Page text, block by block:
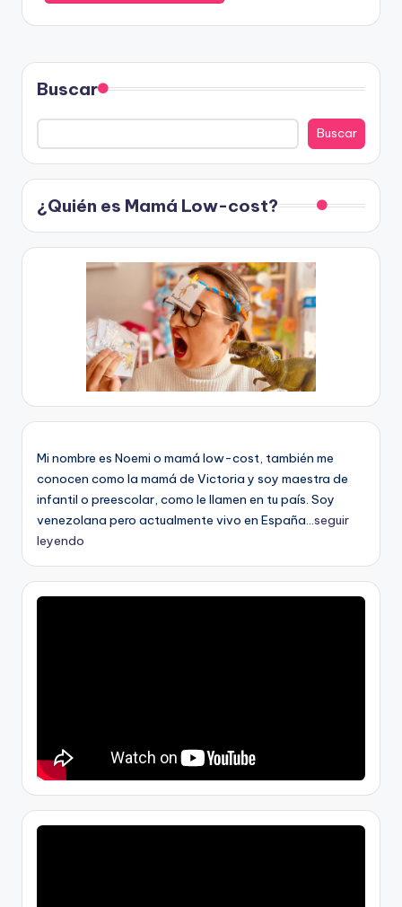
Buscar
Buscar
¿Quién es Mamá Low-cost?
Mi nombre es Noemi o mamá low-cost, también me
conocen como la mamá de Victoria y soy maestra de
infantil o preescolar, como le llamen en tu país. Soy
venezolana pero actualmente vivo en España... seguir
leyendo